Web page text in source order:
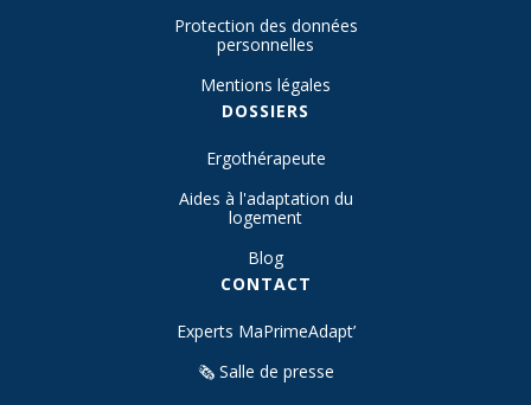
Protection des données
personnelles
Mentions légales
DOSSIERS
Ergothérapeute
Aides à l'adaptation du
logement
Blog
CONTACT
Experts MaPrimeAdapt’
🗞️ Salle de presse